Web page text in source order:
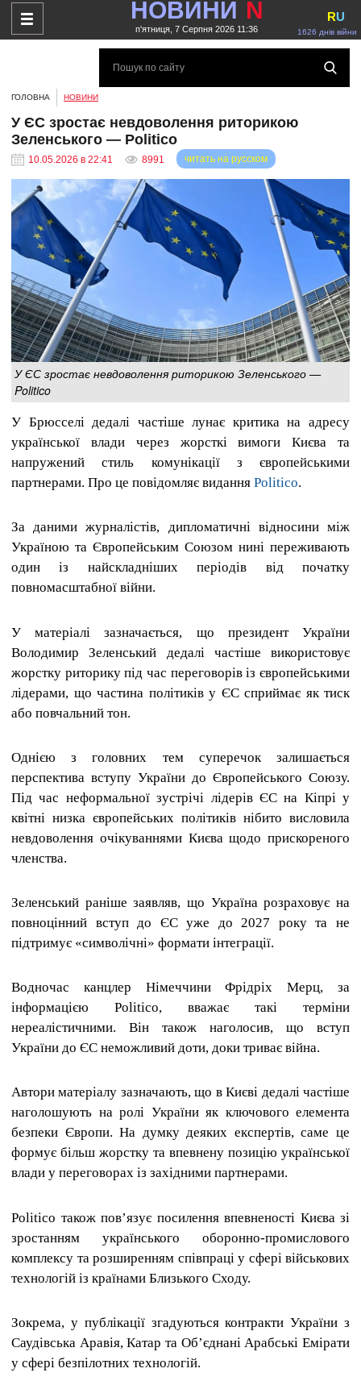
НОВИНИ N
п'ятниця, 7 Серпня 2026 11:36 1626 днів війни
RU
ГОЛОВНА НОВИНИ
У ЄС зростає невдоволення риторикою
Зеленського — Politico
10.05.2026 в 22:41 8991 читать на русском
У ЄС зростає невдоволення риторикою Зеленського —
Politico
У Брюсселі дедалі частіше лунає критика на адресу
української влади через жорсткі вимоги Києва та
напружений стиль комунікації з європейськими
партнерами. Про це повідомляє видання Politico.
За даними журналістів, дипломатичні відносини між
Україною та Європейським Союзом нині переживають
один із найскладніших періодів від початку
повномасштабної війни.
У матеріалі зазначається, що президент України
Володимир Зеленський дедалі частіше використовує
жорстку риторику під час переговорів із європейськими
лідерами, що частина політиків у ЄС сприймає як тиск
або повчальний тон.
Однією з головних тем суперечок залишається
перспектива вступу України до Європейського Союзу.
Під час неформальної зустрічі лідерів ЄС на Кіпрі у
квітні низка європейських політиків нібито висловила
невдоволення очікуваннями Києва щодо прискореного
членства.
Зеленський раніше заявляв, що Україна розраховує на
повноцінний вступ до ЄС уже до 2027 року та не
підтримує «символічні» формати інтеграції.
Водночас канцлер Німеччини Фрідріх Мерц, за
інформацією Politico, вважає такі терміни
нереалістичними. Він також наголосив, що вступ
України до ЄС неможливий доти, доки триває війна.
Автори матеріалу зазначають, що в Києві дедалі частіше
наголошують на ролі України як ключового елемента
безпеки Європи. На думку деяких експертів, саме це
формує більш жорстку та впевнену позицію української
влади у переговорах із західними партнерами.
Politico також пов’язує посилення впевненості Києва зі
зростанням українського оборонно-промислового
комплексу та розширенням співпраці у сфері військових
технологій із країнами Близького Сходу.
Зокрема, у публікації згадуються контракти України з
Саудівська Аравія, Катар та Об’єднані Арабські Емірати
у сфері безпілотних технологій.